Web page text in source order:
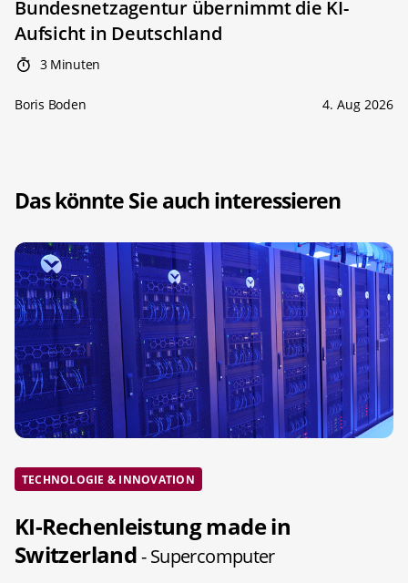
Bundesnetzagentur übernimmt die KI-
Aufsicht in Deutschland
3 Minuten
Boris Boden 4. Aug 2026
Das könnte Sie auch interessieren
TECHNOLOGIE & INNOVATION
KI-Rechenleistung made in
Switzerland- Supercomputer